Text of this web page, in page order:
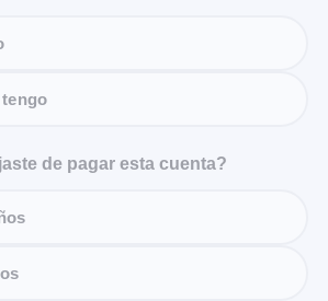
de pagar esta cuenta?